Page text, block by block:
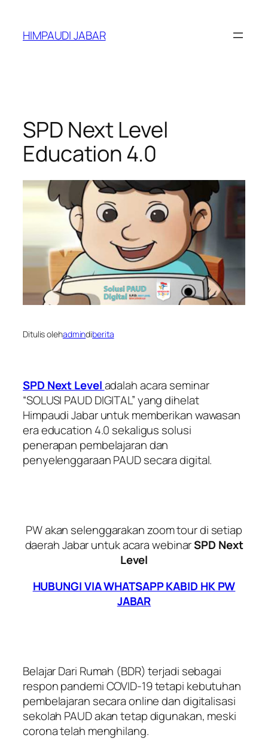
konten
HIMPAUDI JABAR
SPD Next Level
Education 4.0
Ditulis olehadmindiberita
SPD Next Leveladalah acara seminar
“SOLUSI PAUD DIGITAL” yang dihelat
Himpaudi Jabar untuk memberikan wawasan
era education 4.0 sekaligus solusi
penerapan pembelajaran dan
penyelenggaraan PAUD secara digital.
PW akan selenggarakanzoom tourdi setiap
daerah Jabar untuk acara webinarSPD Next
Level
HUBUNGI VIA WHATSAPP KABID HK PW
JABAR
Belajar Dari Rumah (BDR) terjadi sebagai
respon pandemi COVID-19 tetapi kebutuhan
pembelajaran secara online dan digitalisasi
sekolah PAUD akan tetap digunakan, meski
corona telah menghilang.